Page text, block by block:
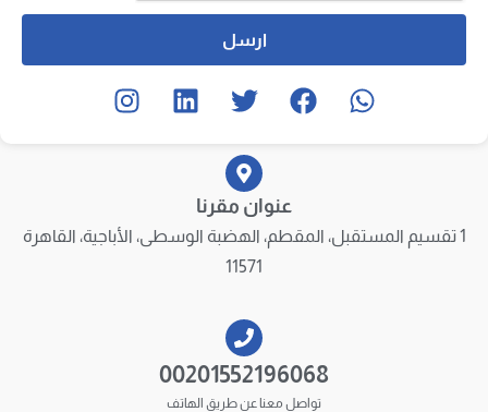
ارسل
عنوان مقرنا
1 تقسيم المستقبل، المقطم، الهضبة الوسطى، الأباجية، القاهرة
11571
00201552196068
تواصل معنا عن طريق الهاتف